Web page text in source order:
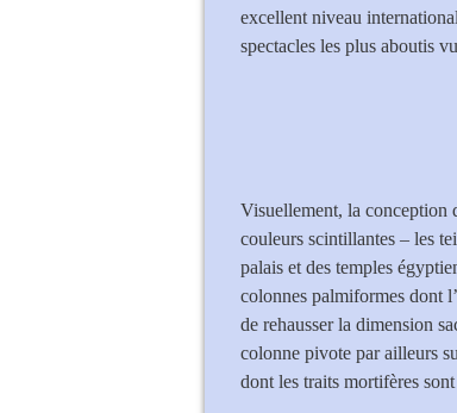
excellent niveau
spectacles les plus aboutis
Visuellement, la conception
couleurs scintillantes – les
palais et des temples
colonnes palmiformes dont
de rehausser la dimension
colonne pivote par ailleurs
dont les traits mortifères